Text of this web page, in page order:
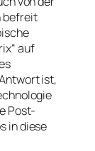
befreit
auf
ist,
Post-
in diese